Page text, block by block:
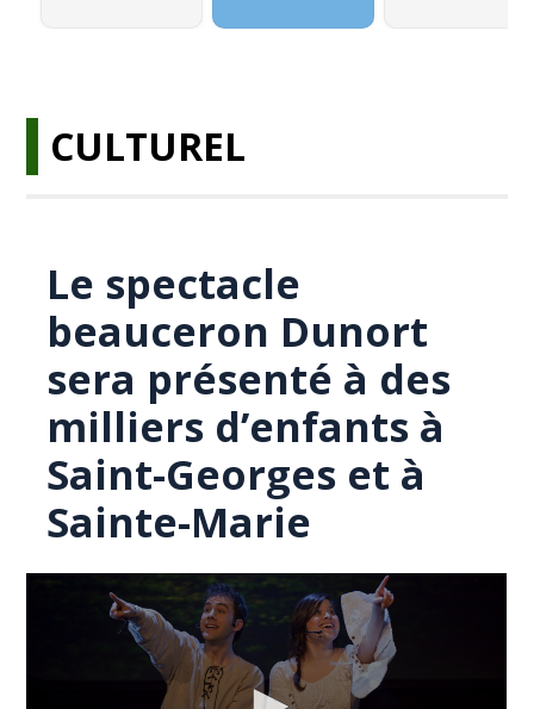
CULTUREL
Le spectacle
beauceron Dunort
sera présenté à des
milliers d’enfants à
Saint-Georges et à
Sainte-Marie